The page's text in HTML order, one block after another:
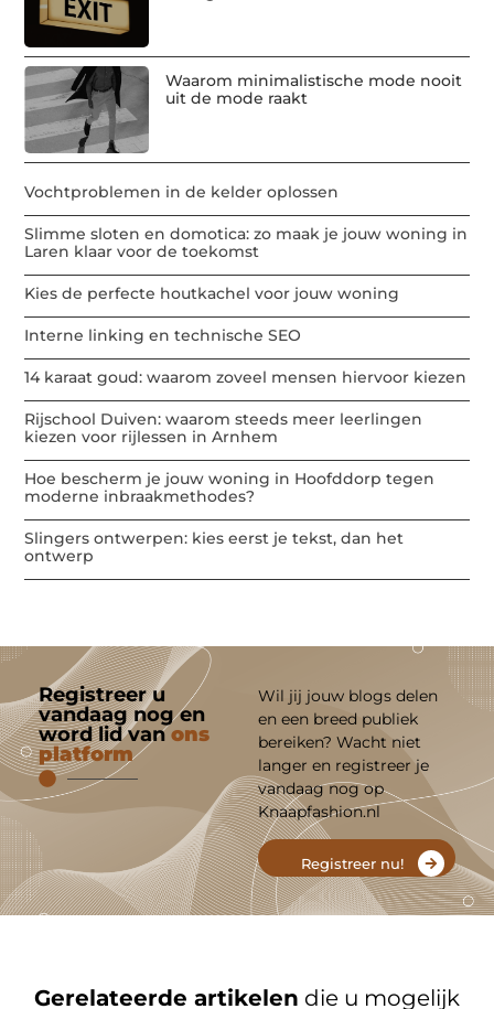
Waarom minimalistische mode nooit
uit de mode raakt
Vochtproblemen in de kelder oplossen
Slimme sloten en domotica: zo maak je jouw woning in
Laren klaar voor de toekomst
Kies de perfecte houtkachel voor jouw woning
Interne linking en technische SEO
14 karaat goud: waarom zoveel mensen hiervoor kiezen
Rijschool Duiven: waarom steeds meer leerlingen
kiezen voor rijlessen in Arnhem
Hoe bescherm je jouw woning in Hoofddorp tegen
moderne inbraakmethodes?
Slingers ontwerpen: kies eerst je tekst, dan het
ontwerp
Registreer u
vandaag nog en
word lid vanons
platform
Wil jij jouw blogs delen
en een breed publiek
bereiken? Wacht niet
langer en registreer je
vandaag nog op
Knaapfashion.nl
Registreer nu!
Gerelateerde artikelen die u mogelijk